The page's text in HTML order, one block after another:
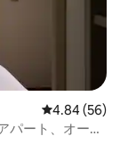
レビュー56
4.84 (56)
パート、オーシ